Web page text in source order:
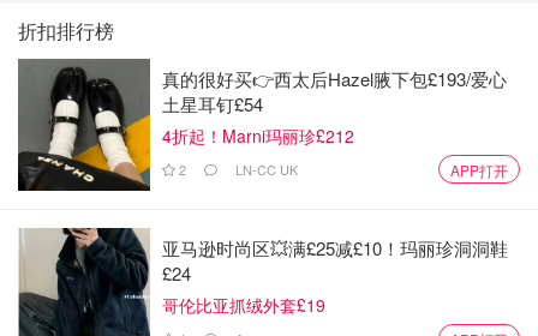
折扣排行榜
真的很好买👉西太后Hazel腋下包£193/爱心
土星耳钉£54
4折起！Marni玛丽珍£212
2 LN-CC UK APP打开
亚马逊时尚区💥满£25减£10！玛丽珍洞洞鞋
£24
哥伦比亚抓绒外套£19